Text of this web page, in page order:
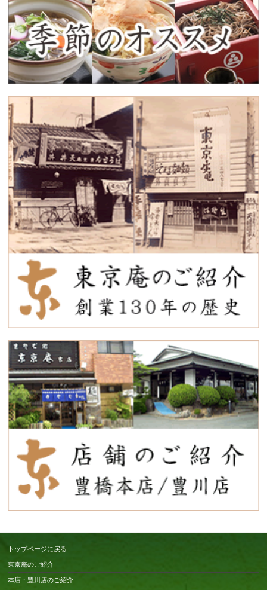
トップページに戻る
東京庵のご紹介
本店・豊川店のご紹介